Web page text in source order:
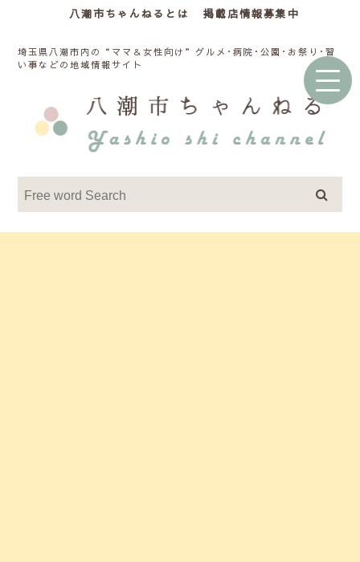
八潮市ちゃんねるとは 掲載店情報募集中
埼玉県八潮市内の“ママ＆女性向け”グルメ･病院･公園･お祭り･習
い事などの地域情報サイト